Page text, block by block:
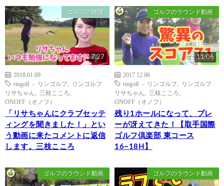
ゴルフの雑談
7:27
2018.01.09
ringolf - リンゴルフ
リンゴルフ
リサちゃん
三枝こころ
ONOFF（オノフ）
「リサちゃんにクラブセッテ
ィングを聞きました！」とい
う動画に来たコメントに返信
します。三枝こころ
ゴルフのラウンド動画
11:06
2017.12.06
ringolf - リンゴルフ
リンゴルフ
リサちゃん
三枝こころ
ONOFF（オノフ）
残り1ホールになって、プレ
ーが冴えてきた！【取手国際
ゴルフ倶楽部 東コース
16~18H】
ゴルフのラウンド動画 ゴルフのラウンド動画